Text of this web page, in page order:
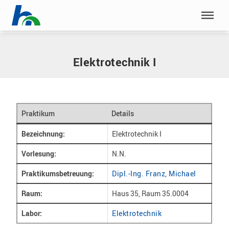
Menü überspringen
Home |Praktika
Elektrotechnik I
Praktikum Details
Bezeichnung: Elektrotechnik I
Vorlesung: N.N.
Praktikumsbetreuung: Dipl.-Ing. Franz, Michael
Raum: Haus 35, Raum 35.0004
Labor: Elektrotechnik